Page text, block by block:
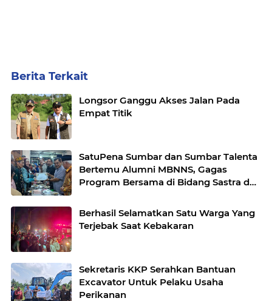
Berita Terkait
Longsor Ganggu Akses Jalan Pada
Empat Titik
SatuPena Sumbar dan Sumbar Talenta
Bertemu Alumni MBNNS, Gagas
Program Bersama di Bidang Sastra dan
Berhasil Selamatkan Satu Warga Yang
Terjebak Saat Kebakaran
Sekretaris KKP Serahkan Bantuan
Excavator Untuk Pelaku Usaha
Perikanan